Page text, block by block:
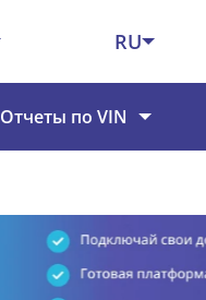
RU
Отчеты по VIN